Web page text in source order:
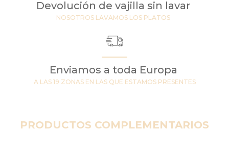
Devolución de vajilla sin lavar
NOSOTROS LAVAMOS LOS PLATOS
Enviamos a toda Europa
A LAS 19 ZONAS EN LAS QUE ESTAMOS PRESENTES
PRODUCTOS COMPLEMENTARIOS